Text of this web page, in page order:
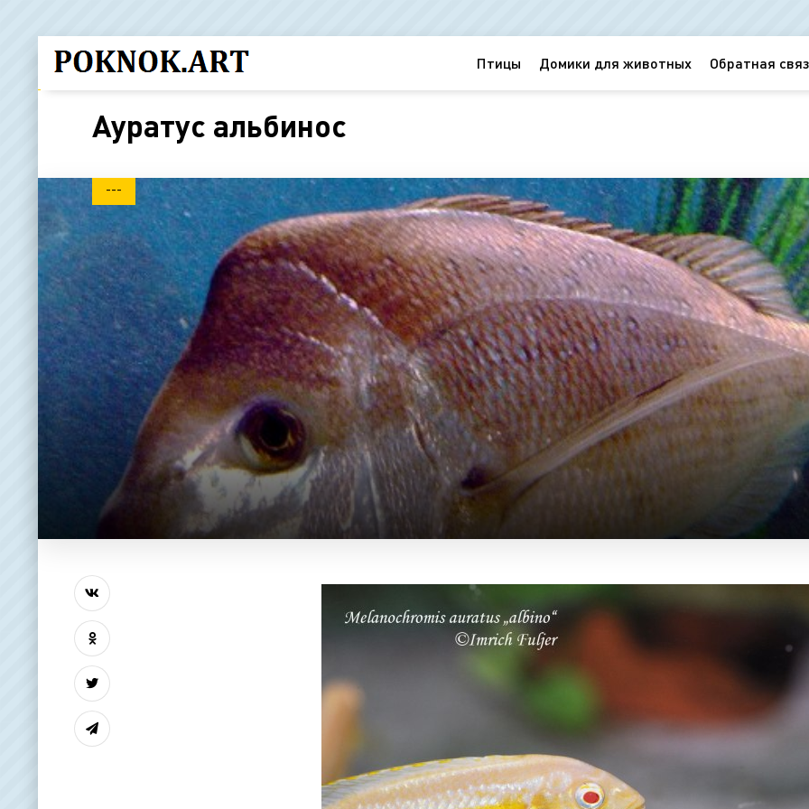
Птицы Домики для животных Обратная
Ауратус альбинос
---